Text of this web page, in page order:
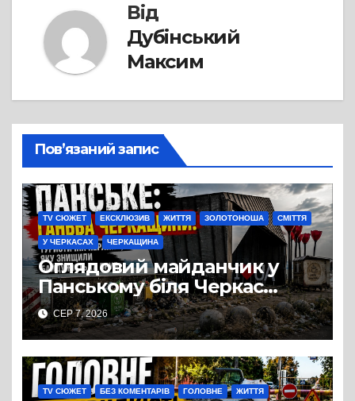
Від
Дубінський
Максим
Пов’язаний запис
TV СЮЖЕТ ЕКСКЛЮЗИВ ЖИТТЯ ЗОЛОТОНОША СМІТТЯ
У ЧЕРКАСАХ ЧЕРКАЩИНА
Оглядовий майданчик у
Панському біля Черкас
перетворився на занедбане
сміттєзвалище
СЕР 7, 2026
TV СЮЖЕТ БЕЗ КОМЕНТАРІВ ГОЛОВНЕ ЖИТТЯ